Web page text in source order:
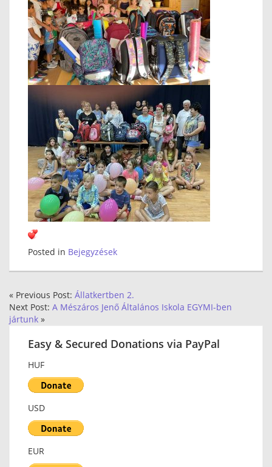
Posted in Bejegyzések
« Previous Post: Állatkertben 2.
Next Post: A Mészáros Jenő Általános Iskola EGYMI-ben
jártunk »
Easy & Secured Donations via PayPal
HUF
USD
EUR